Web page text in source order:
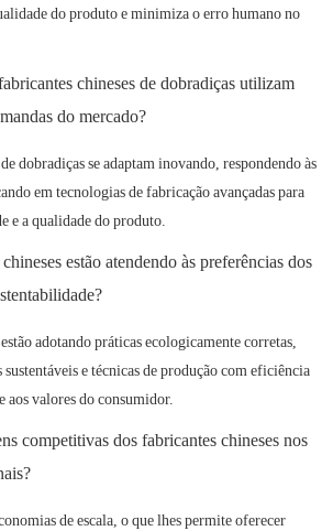
do produto e minimiza o erro humano no
chineses de dobradiças utilizam
do mercado?
dobradiças se adaptam inovando, respondendo às
em tecnologias de fabricação avançadas para
e a qualidade do produto.
estão atendendo às preferências dos
adotando práticas ecologicamente corretas,
​​e técnicas de produção com eficiência
aos valores do consumidor.
competitivas dos fabricantes chineses nos
de escala, o que lhes permite oferecer